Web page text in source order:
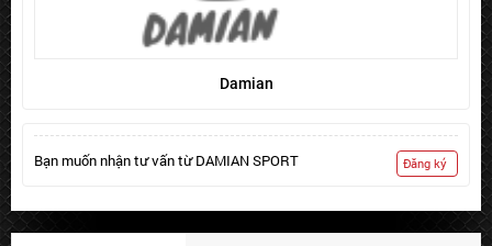
Damian
Bạn muốn nhận tư vấn từ DAMIAN SPORT Đăng ký